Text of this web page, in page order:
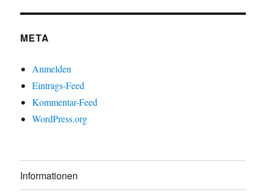
META
Anmelden
Eintrags-Feed
Kommentar-Feed
WordPress.org
Informationen